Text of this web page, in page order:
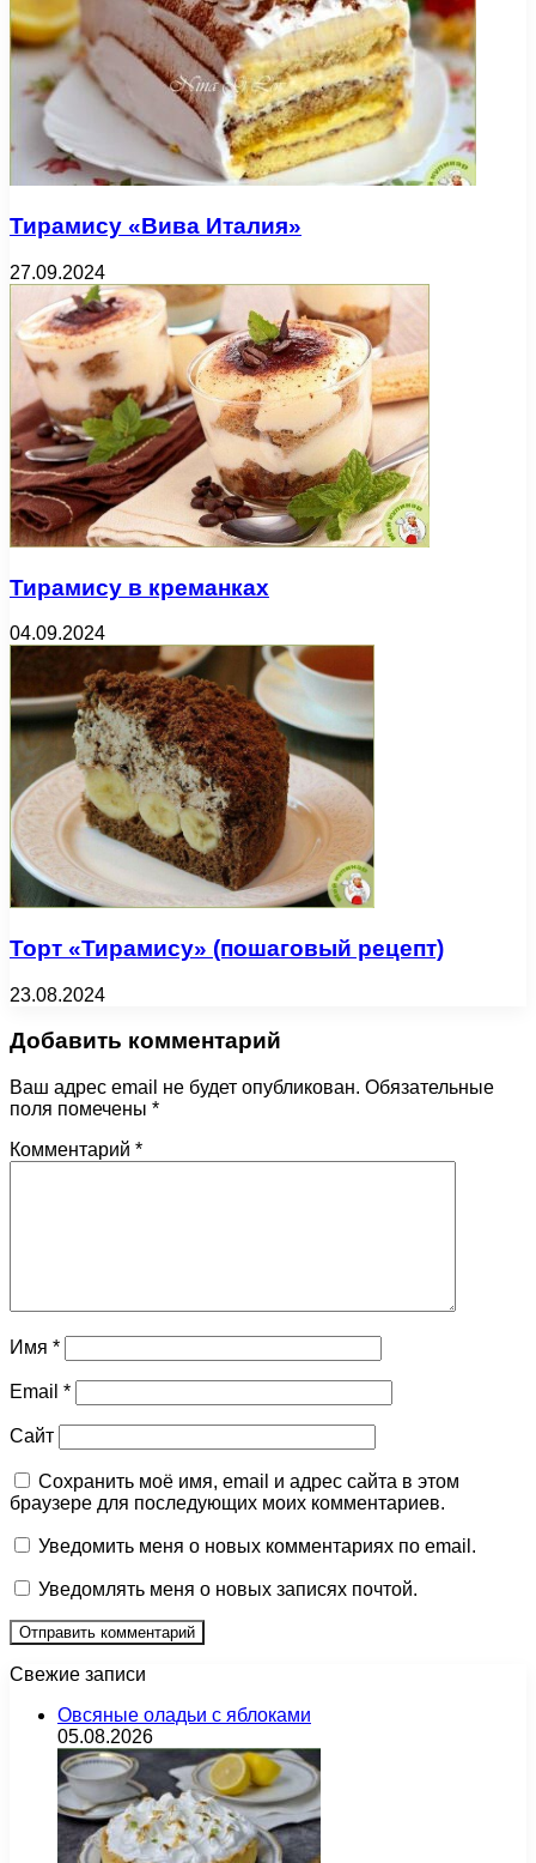
Тирамису «Вива Италия»
27.09.2024
Тирамису в креманках
04.09.2024
Торт «Тирамису» (пошаговый рецепт)
23.08.2024
Добавить комментарий
Ваш адрес email не будет опубликован. Обязательные
поля помечены *
Комментарий *
Имя *
Email *
Сайт
Сохранить моё имя, email и адрес сайта в этом
браузере для последующих моих комментариев.
Уведомить меня о новых комментариях по email.
Уведомлять меня о новых записях почтой.
Свежие записи
Овсяные оладьи с яблоками
05.08.2026